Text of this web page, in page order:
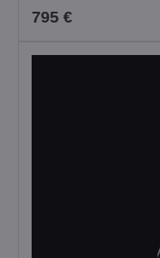
795 €